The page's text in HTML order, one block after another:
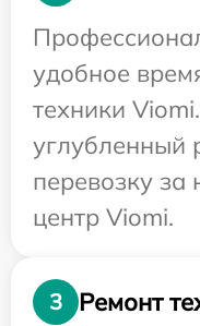
удобное
техники
углубленный
перевозку за
центр Viomi.
3
Ремонт